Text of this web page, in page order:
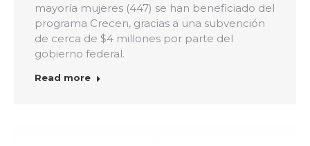
mayoría mujeres (447) se han beneficiado del
programa Crecen, gracias a una subvención
de cerca de $4 millones por parte del
gobierno federal.
Read more